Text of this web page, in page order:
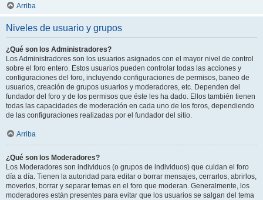
Arriba
Niveles de usuario y grupos
¿Qué son los Administradores?
Los Administradores son los usuarios asignados con el mayor nivel de control
sobre el foro entero. Estos usuarios pueden controlar todas las acciones y
configuraciones del foro, incluyendo configuraciones de permisos, baneo de
usuarios, creación de grupos usuarios y moderadores, etc. Dependen del
fundador del foro y de los permisos que éste les ha dado. Ellos también tienen
todas las capacidades de moderación en cada uno de los foros, dependiendo
de las configuraciones realizadas por el fundador del sitio.
Arriba
¿Qué son los Moderadores?
Los Moderadores son individuos (o grupos de individuos) que cuidan el foro
día a día. Tienen la autoridad para editar o borrar mensajes, cerrarlos, abrirlos,
moverlos, borrar y separar temas en el foro que moderan. Generalmente, los
moderadores están presentes para evitar que los usuarios se salgan del tema